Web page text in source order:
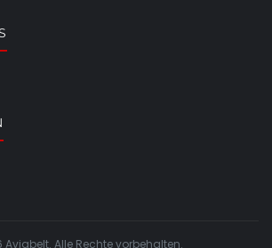
Aviabelt. Alle Rechte vorbehalten.